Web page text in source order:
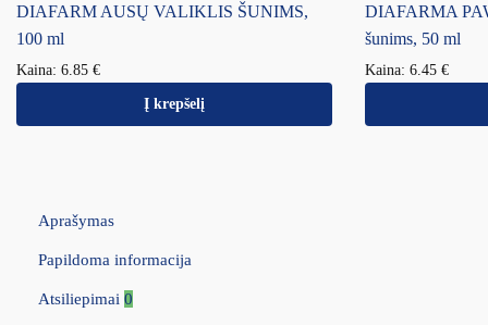
DIAFARM AUSŲ VALIKLIS ŠUNIMS,
100 ml
Kaina: 6.85 €
Į krepšelį
DIAFARMA
šunims, 50 ml
Kaina: 6.45 €
Aprašymas
Papildoma informacija
Atsiliepimai 0